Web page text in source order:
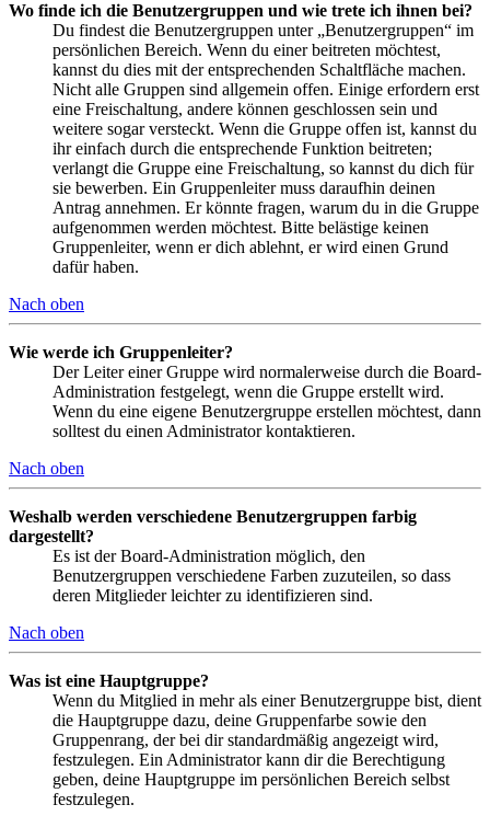
Wo finde ich die Benutzergruppen und wie trete ich ihnen bei?
Du findest die Benutzergruppen unter „Benutzergruppen“ im
persönlichen Bereich. Wenn du einer beitreten möchtest,
kannst du dies mit der entsprechenden Schaltfläche machen.
Nicht alle Gruppen sind allgemein offen. Einige erfordern erst
eine Freischaltung, andere können geschlossen sein und
weitere sogar versteckt. Wenn die Gruppe offen ist, kannst du
ihr einfach durch die entsprechende Funktion beitreten;
verlangt die Gruppe eine Freischaltung, so kannst du dich für
sie bewerben. Ein Gruppenleiter muss daraufhin deinen
Antrag annehmen. Er könnte fragen, warum du in die Gruppe
aufgenommen werden möchtest. Bitte belästige keinen
Gruppenleiter, wenn er dich ablehnt, er wird einen Grund
dafür haben.
Nach oben
Wie werde ich Gruppenleiter?
Der Leiter einer Gruppe wird normalerweise durch die Board-
Administration festgelegt, wenn die Gruppe erstellt wird.
Wenn du eine eigene Benutzergruppe erstellen möchtest, dann
solltest du einen Administrator kontaktieren.
Nach oben
Weshalb werden verschiedene Benutzergruppen farbig
dargestellt?
Es ist der Board-Administration möglich, den
Benutzergruppen verschiedene Farben zuzuteilen, so dass
deren Mitglieder leichter zu identifizieren sind.
Nach oben
Was ist eine Hauptgruppe?
Wenn du Mitglied in mehr als einer Benutzergruppe bist, dient
die Hauptgruppe dazu, deine Gruppenfarbe sowie den
Gruppenrang, der bei dir standardmäßig angezeigt wird,
festzulegen. Ein Administrator kann dir die Berechtigung
geben, deine Hauptgruppe im persönlichen Bereich selbst
festzulegen.